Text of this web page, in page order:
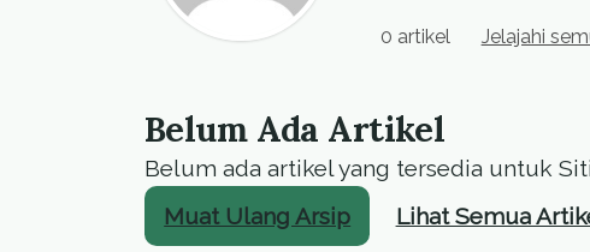
0 artikel Jelajahi
Belum Ada Artikel
Belum ada artikel yang tersedia untuk
Muat Ulang Arsip
Lihat Semua